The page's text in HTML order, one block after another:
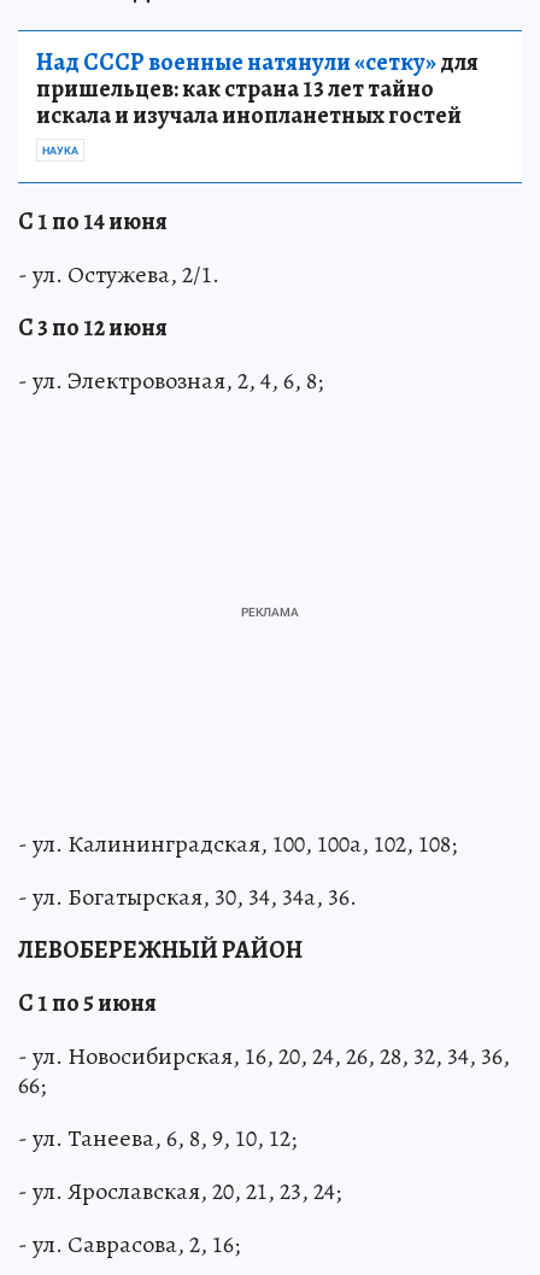
ЖЕЛЕЗНОДОРОЖНЫЙ РАЙОН
Над СССР военные натянули «сетку»для
пришельцев: как страна 13 лет тайно
искала и изучала инопланетных гостей
С 1 по 14 июня
- ул. Остужева, 2/1.
С 3 по 12 июня
- ул. Калининградская, 100, 100а, 102, 108;
- ул. Богатырская, 30, 34, 34а, 36.
ЛЕВОБЕРЕЖНЫЙ РАЙОН
С 1 по 5 июня
- ул. Новосибирская, 16, 20, 24, 26, 28, 32, 34, 36,
66;
- ул. Танеева, 6, 8, 9, 10, 12;
- ул. Ярославская, 20, 21, 23, 24;